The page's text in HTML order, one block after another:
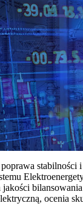
ocenia